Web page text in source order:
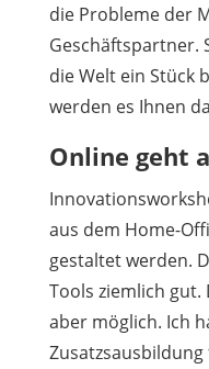
die Probleme der
Geschäftspartner.
die Welt ein Stück
werden es Ihnen
Online geht
aus dem Home-
gestaltet werden.
Tools ziemlich gut.
aber möglich. Ich